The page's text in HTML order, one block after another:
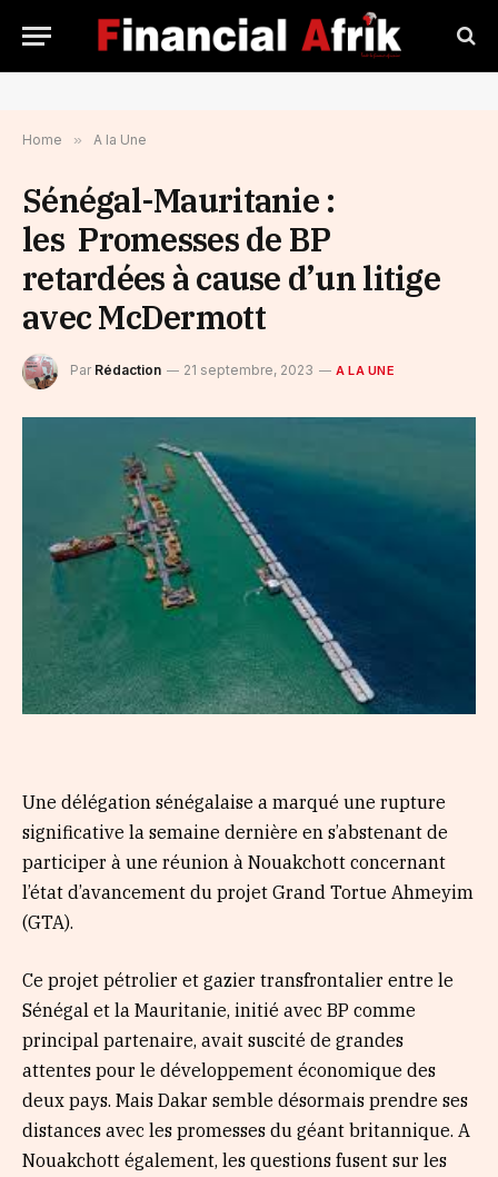
Home » A la Une
Sénégal-Mauritanie :
les Promesses de BP
retardées à cause d’un litige
avec McDermott
Par Rédaction 21 septembre, 2023 A LA UNE
Une délégation sénégalaise a marqué une rupture
significative la semaine dernière en s’abstenant de
participer à une réunion à Nouakchott concernant
l’état d’avancement du projet Grand Tortue Ahmeyim
(GTA).
Ce projet pétrolier et gazier transfrontalier entre le
Sénégal et la Mauritanie, initié avec BP comme
principal partenaire, avait suscité de grandes
attentes pour le développement économique des
deux pays. Mais Dakar semble désormais prendre ses
distances avec les promesses du géant britannique. A
Nouakchott également, les questions fusent sur les